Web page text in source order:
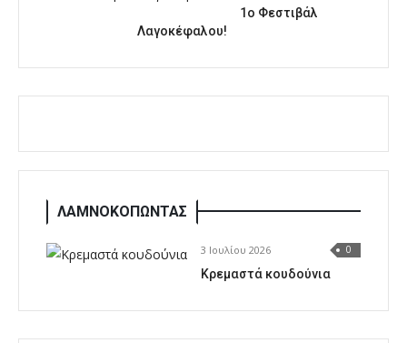
1o Φεστιβάλ
Λαγοκέφαλου!
ΛΑΜΝΟΚΟΠΩΝΤΑΣ
3 Ιουλίου 2026 0
Κρεμαστά κουδούνια